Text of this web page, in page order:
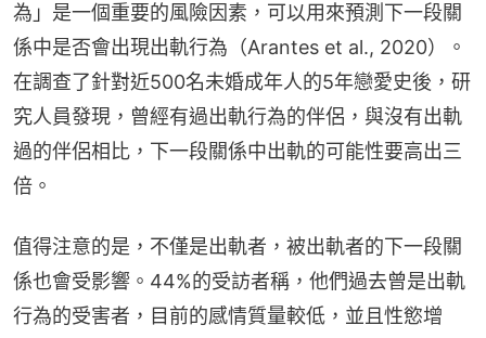
為」是一個重要的風險因素，可以用來預測下一段關
係中是否會出現出軌行為（Arantes et al., 2020）。
在調查了針對近500名未婚成年人的5年戀愛史後，研
究人員發現，曾經有過出軌行為的伴侶，與沒有出軌
過的伴侶相比，下一段關係中出軌的可能性要高出三
倍。
值得注意的是，不僅是出軌者，被出軌者的下一段關
係也會受影響。44%的受訪者稱，他們過去曾是出軌
行為的受害者，目前的感情質量較低，並且性慾增